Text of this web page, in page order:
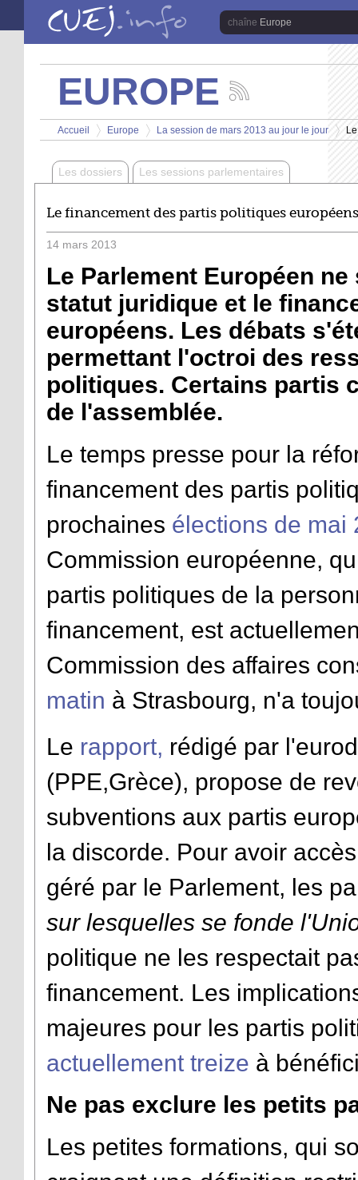
Aller au contenu principal
Europe
EUROPE
les
actualités
de
chaîne
Europe
Vous êtes ici
Accueil
>
Europe
>
La session de mars 2013 au jour le jour
>
Les dossiers Les sessions parlementaires
Le financement des partis politiques
14 mars 2013
Le Parlement Européen
statut juridique et le
européens. Les débats
permettant l'octroi des
politiques. Certains partis
de l'assemblée.
Le temps presse pour la
financement des partis
prochaines élections de mai
Commission européenne,
partis politiques de la
financement, est
Commission des affaires
matin à Strasbourg, n'a
Le rapport, rédigé par
(PPE,Grèce), propose de
subventions aux partis
la discorde. Pour avoir
géré par le Parlement, les
sur lesquelles se fonde
politique ne les respectait
financement. Les
majeures pour les partis
actuellement treize à
Ne pas exclure les petits
Les petites formations, qui